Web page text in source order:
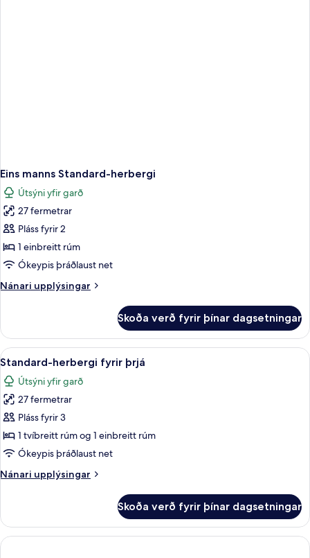
Eins manns Standard-herbergi
Útsýni yfir garð
27 fermetrar
Pláss fyrir 2
1 einbreitt rúm
Ókeypis þráðlaust net
Nánari upplýsingar
Nánari
manns
Standard-
herbergi
Skoða verð fyrir þínar dagsetningar
Skoða
allar
myndir
fyrir
Standard-
herbergi
fyrir
Standard-herbergi fyrir þrjá |
1
Standard-herbergi fyrir þrjá
Útsýni yfir garð
27 fermetrar
Pláss fyrir 3
1 tvíbreitt rúm og 1 einbreitt rúm
Ókeypis þráðlaust net
Nánari upplýsingar
Nánari
herbergi
fyrir
þrjá
Skoða verð fyrir þínar dagsetningar